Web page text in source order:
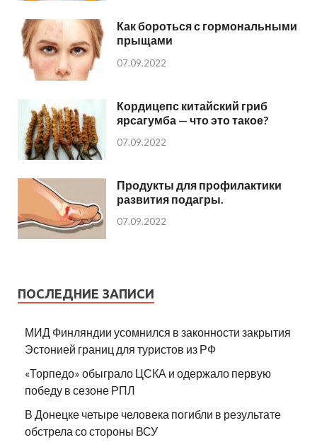
Как бороться с гормональными
прыщами
07.09.2022
Кордицепс китайский гриб
ярсагумба — что это такое?
07.09.2022
Продукты для профилактики
развития подагры.
07.09.2022
ПОСЛЕДНИЕ ЗАПИСИ
МИД Финляндии усомнился в законности закрытия
Эстонией границ для туристов из РФ
«Торпедо» обыграло ЦСКА и одержало первую
победу в сезоне РПЛ
В Донецке четыре человека погибли в результате
обстрела со стороны ВСУ